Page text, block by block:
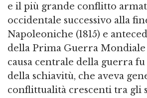
e il più grande conflitto
occidentale successivo alla
Napoleoniche (1815) e
della Prima Guerra Mondiale
causa centrale della guerra
della schiavitù, che aveva
conflittualità crescenti tra gli